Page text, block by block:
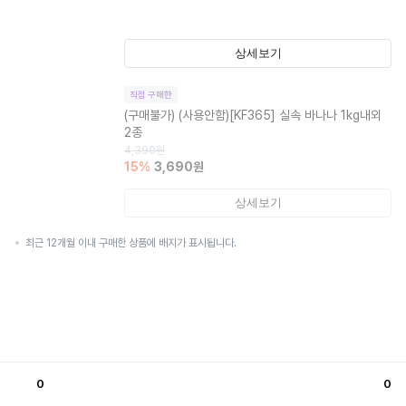
상세보기
직접 구매한
(구매불가) (사용안함)[KF365] 실속 바나나 1kg내외
2종
4,390원
15% 3,690원
상세보기
최근 12개월 이내 구매한 상품에 배지가 표시됩니다.
0 0